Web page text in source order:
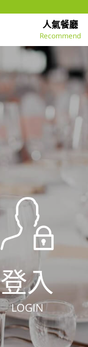
人氣餐廳
Recommend
登入
LOGIN